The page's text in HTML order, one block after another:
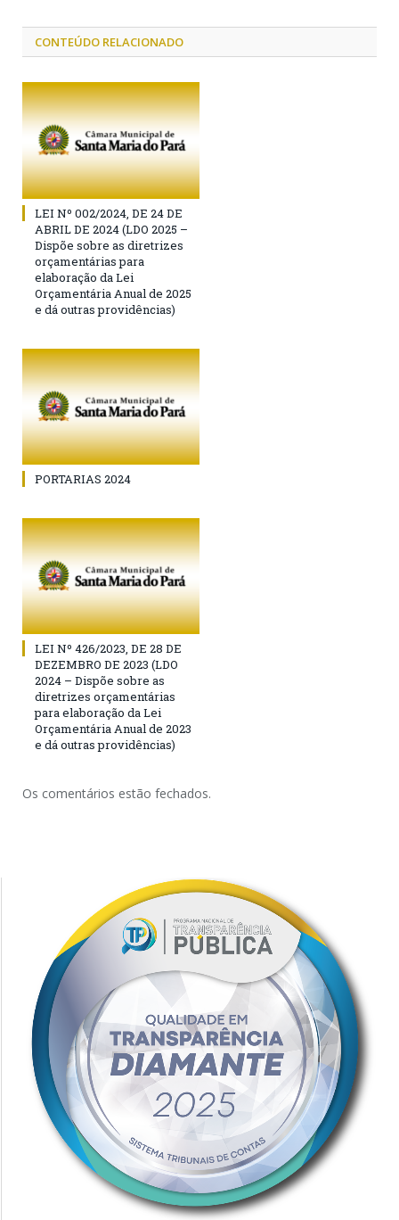
CONTEÚDO RELACIONADO
LEI Nº 002/2024, DE 24 DE
ABRIL DE 2024 (LDO 2025 –
Dispõe sobre as diretrizes
orçamentárias para
elaboração da Lei
Orçamentária Anual de 2025
e dá outras providências)
PORTARIAS 2024
LEI Nº 426/2023, DE 28 DE
DEZEMBRO DE 2023 (LDO
2024 – Dispõe sobre as
diretrizes orçamentárias
para elaboração da Lei
Orçamentária Anual de 2023
e dá outras providências)
Os comentários estão fechados.